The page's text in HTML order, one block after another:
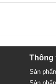
Thông
Sản